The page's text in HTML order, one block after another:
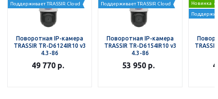
Поддерживает TRASSIR Cloud
Поворотная IP-камера
TRASSIR TR-D6124IR10 v3
4.3-86
49 770 р.
Поддерживает TRASSIR Cloud
Поворотная IP-камера
TRASSIR TR-D6154IR10 v3
4.3-86
53 950 р.
Новинка